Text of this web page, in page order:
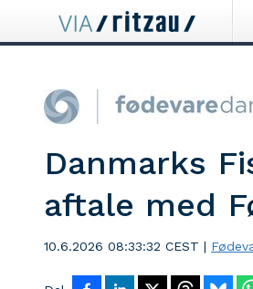
Danmarks
aftale med
10.6.2026 08:33:32 CEST |